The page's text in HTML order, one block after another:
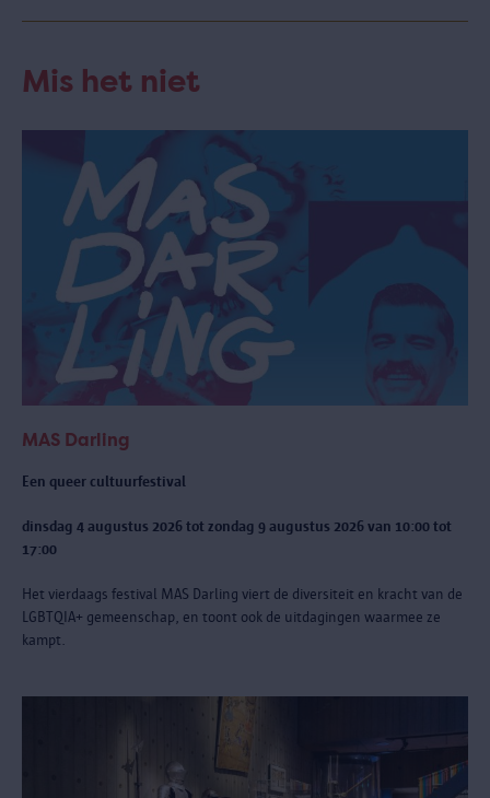
Mis het niet
MAS Darling
Een queer cultuurfestival
dinsdag 4 augustus 2026 tot zondag 9 augustus 2026 van 10:00 tot
17:00
Het vierdaags festival MAS Darling viert de diversiteit en kracht van de
LGBTQIA+ gemeenschap, en toont ook de uitdagingen waarmee ze
kampt.